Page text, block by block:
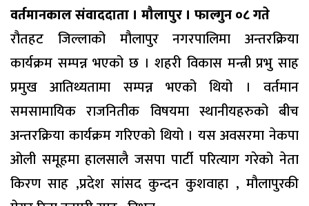
वर्तमानकाल संवाददाता । मौलापुर । फाल्गुन ०८ गते
रौतहट जिल्लाको मौलापुर नगरपालिमा अन्तरक्रिया
कार्यक्रम सम्पन्न भएको छ । शहरी विकास मन्त्री प्रभु साह
प्रमुख आतिथ्यतामा सम्पन्न भएको थियो । वर्तमान
समसामायिक राजनितीक विषयमा स्थानीयहरुको बीच
अन्तरक्रिया कार्यक्रम गरिएको थियो । यस अवसरमा नेकपा
ओली समूहमा हालसालै जसपा पार्टी परित्याग गरेको नेता
किरण साह ,प्रदेश सांसद कुन्दन कुशवाहा , मौलापुरकी